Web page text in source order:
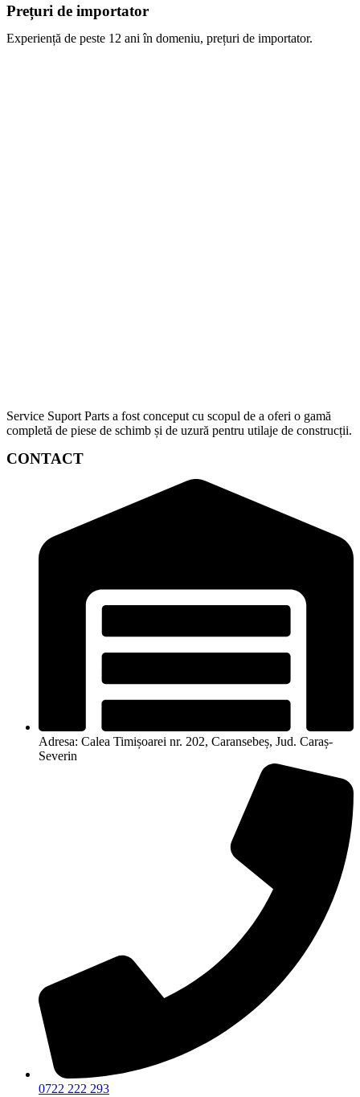
Prețuri de importator
Experiență de peste 12 ani în domeniu, prețuri de importator.
Service Suport Parts a fost conceput cu scopul de a oferi o gamă
completă de piese de schimb și de uzură pentru utilaje de construcții.
CONTACT
Adresa: Calea Timișoarei nr. 202, Caransebeș, Jud. Caraș-
Severin
0722 222 293